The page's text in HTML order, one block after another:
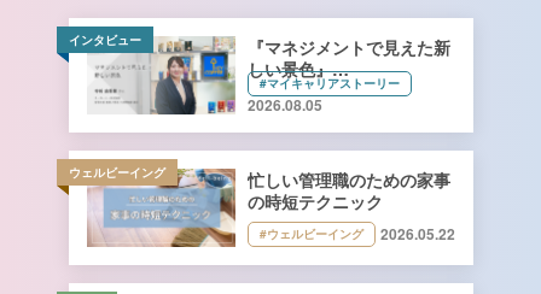
インタビュー
『マネジメントで見えた新
しい景色』
キーコーヒー株式会社 管理
本部 総務人事部 人財開発
課長 寺﨑由香里さん【前
編】
#マイキャリアストーリー
2026.08.05
ウェルビーイング
忙しい管理職のための家事
の時短テクニック
#ウェルビーイング 2026.05.22